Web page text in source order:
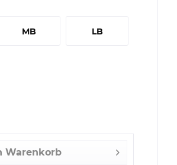
MB LB
Warenkorb